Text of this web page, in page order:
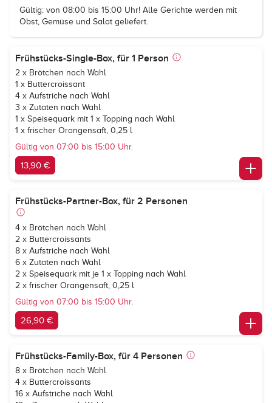
Gültig: von 08:00 bis 15:00 Uhr! Alle Gerichte werden mit
Obst, Gemüse und Salat geliefert.
Frühstücks-Single-Box, für 1 Person
2 x Brötchen nach Wahl
1 x Buttercroissant
4 x Aufstriche nach Wahl
3 x Zutaten nach Wahl
1 x Speisequark mit 1 x Topping nach Wahl
1 x frischer Orangensaft, 0,25 l
Gültig von 07:00 bis 15:00 Uhr.
13,90 €
Frühstücks-Partner-Box, für 2 Personen
4 x Brötchen nach Wahl
2 x Buttercroissants
8 x Aufstriche nach Wahl
6 x Zutaten nach Wahl
2 x Speisequark mit je 1 x Topping nach Wahl
2 x frischer Orangensaft, 0,25 l
Gültig von 07:00 bis 15:00 Uhr.
26,90 €
Frühstücks-Family-Box, für 4 Personen
8 x Brötchen nach Wahl
4 x Buttercroissants
16 x Aufstriche nach Wahl